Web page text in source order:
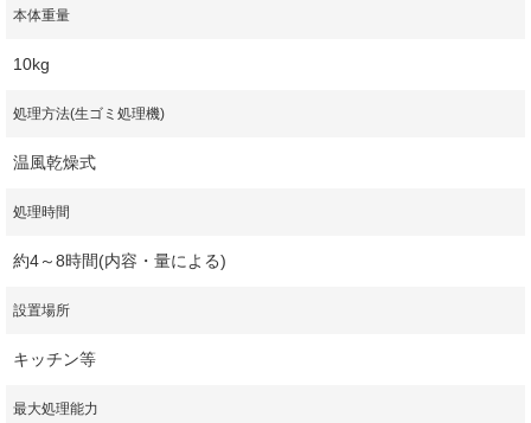
本体重量
10kg
処理方法(生ゴミ処理機)
温風乾燥式
処理時間
約4～8時間(内容・量による)
設置場所
キッチン等
最大処理能力